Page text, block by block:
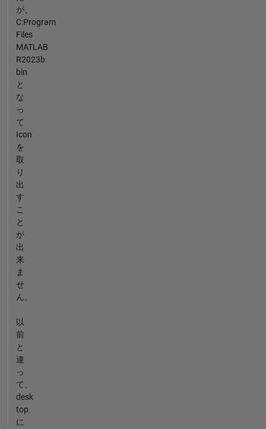
が、
C:Program
Files
MATLAB
R2023b
bin
と
な
っ
て
Icon
を
取
り
出
す
こ
と
が
出
来
ま
せ
ん。
以
前
と
違
っ
て、
desk
top
に